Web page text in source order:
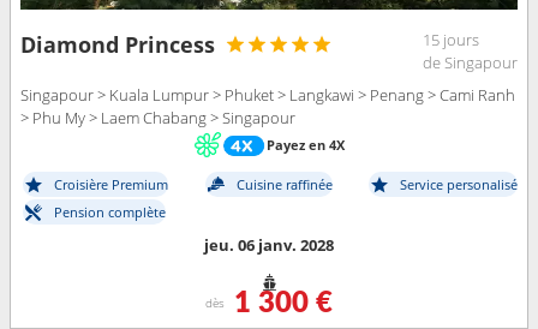
Diamond Princess
15 jours
de Singapour
Singapour > Kuala Lumpur > Phuket > Langkawi > Penang > Cami Ranh
> Phu My > Laem Chabang > Singapour
Payez en 4X
Croisière Premium Cuisine raffinée
Service personalisé
Pension complète
jeu. 06 janv. 2028
dès 1 300 €